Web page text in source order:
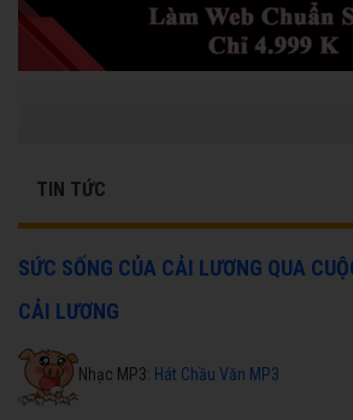
TIN TỨC
SỨC SỐNG CỦA CẢI LƯƠNG QUA
CẢI LƯƠNG
Nhạc MP3: Hát Chầu Văn MP3